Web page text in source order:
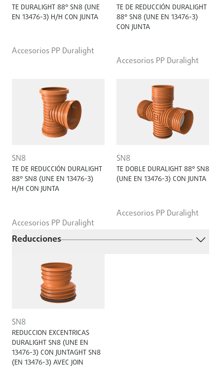
TE DURALIGHT 88° SN8 (UNE
EN 13476-3) H/H CON JUNTA
Accesorios PP Duralight
TE DE REDUCCIÓN DURALIGHT
88° SN8 (UNE EN 13476-3)
CON JUNTA
Accesorios PP Duralight
SN8
TE DE REDUCCIÓN DURALIGHT
88° SN8 (UNE EN 13476-3)
H/H CON JUNTA
Accesorios PP Duralight
SN8
TE DOBLE DURALIGHT 88° SN8
(UNE EN 13476-3) CON JUNTA
Accesorios PP Duralight
Reducciones
SN8
REDUCCION EXCENTRICAS
DURALIGHT SN8 (UNE EN
13476-3) CON JUNTAGHT SN8
(EN 13476-3) AVEC JOIN